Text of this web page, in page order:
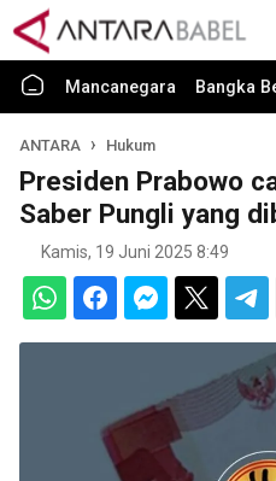
Mancanegara Bangka
ANTARA Hukum
Presiden Prabowo
Saber Pungli yang
Kamis, 19 Juni 2025 8:49